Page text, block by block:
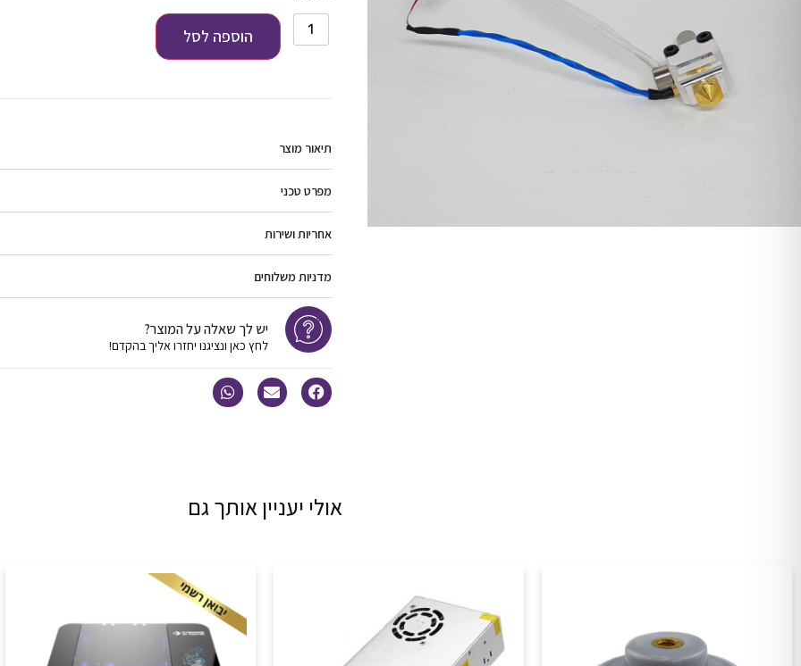
הוספה לסל
תיאור מוצר
מפרט טכני
אחריות ושירות
מדניות משלוחים
יש לך שאלה על המוצר?
לחץ כאן ונציגנו יחזרו אליך בהקדם!
אולי יעניין אותך גם